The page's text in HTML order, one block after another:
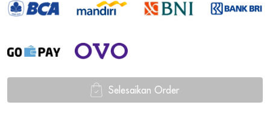
` Selesaikan Order